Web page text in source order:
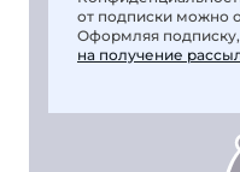
от подписки можно
Оформляя
на получение